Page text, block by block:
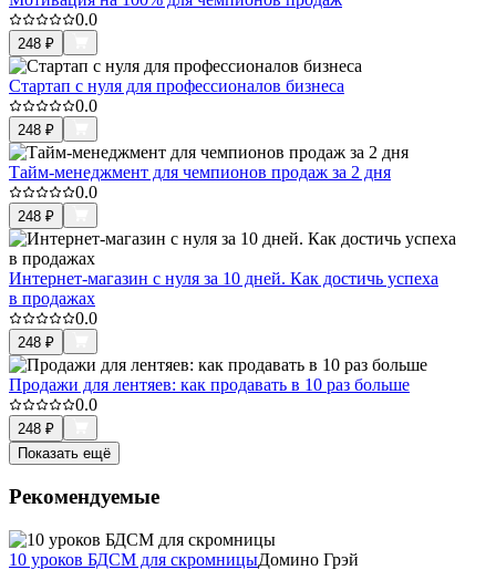
0.0
248 ₽
Стартап с нуля для профессионалов бизнеса
0.0
248 ₽
Тайм-менеджмент для чемпионов продаж за 2 дня
0.0
248 ₽
Интернет-магазин с нуля за 10 дней. Как достичь успеха
в продажах
0.0
248 ₽
Продажи для лентяев: как продавать в 10 раз больше
0.0
248 ₽
Показать ещё
Рекомендуемые
10 уроков БДСМ для скромницыДомино Грэй